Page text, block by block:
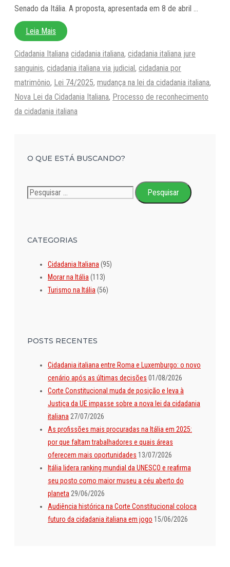
Senado da Itália. A proposta, apresentada em 8 de abril …
Leia Mais
Categorias
Cidadania Italiana Tags
cidadania italiana, cidadania italiana jure
sanguinis, cidadania italiana via judicial, cidadania por
matrimônio, Lei 74/2025, mudança na lei da cidadania italiana,
Nova Lei da Cidadania Italiana, Processo de reconhecimento
da cidadania italiana
O QUE ESTÁ BUSCANDO?
por:
CATEGORIAS
Cidadania Italiana(95)
Morar na Itália(113)
Turismo na Itália(56)
POSTS RECENTES
Cidadania italiana entre Roma e Luxemburgo: o novo
cenário após as últimas decisões 01/08/2026
Corte Constitucional muda de posição e leva à
Justiça da UE impasse sobre a nova lei da cidadania
italiana 27/07/2026
As profissões mais procuradas na Itália em 2025:
por que faltam trabalhadores e quais áreas
oferecem mais oportunidades 13/07/2026
Itália lidera ranking mundial da UNESCO e reafirma
seu posto como maior museu a céu aberto do
planeta 29/06/2026
Audiência histórica na Corte Constitucional coloca
futuro da cidadania italiana em jogo 15/06/2026